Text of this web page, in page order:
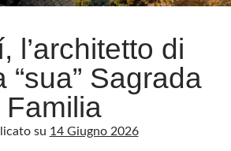
l’architetto di
“sua” Sagrada
Familia
su 14 Giugno 2026